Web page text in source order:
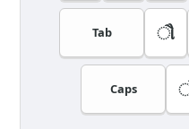
Tab ૌ
Caps